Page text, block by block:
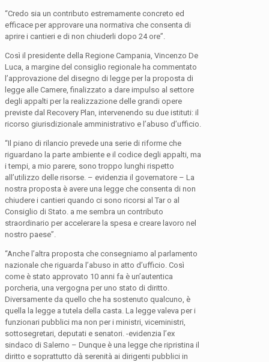
“Credo sia un contributo estremamente concreto ed
efficace per approvare una normativa che consenta di
aprire i cantieri e di non chiuderli dopo 24 ore”.
Così il presidente della Regione Campania, Vincenzo De
Luca, a margine del consiglio regionale ha commentato
l’approvazione del disegno di legge per la proposta di
legge alle Camere, finalizzato a dare impulso al settore
degli appalti per la realizzazione delle grandi opere
previste dal Recovery Plan, intervenendo su due istituti: il
ricorso giurisdizionale amministrativo e l’abuso d’ufficio.
“Il piano di rilancio prevede una serie di riforme che
riguardano la parte ambiente e il codice degli appalti, ma
i tempi, a mio parere, sono troppo lunghi rispetto
all’utilizzo delle risorse. – evidenzia il governatore – La
nostra proposta è avere una legge che consenta di non
chiudere i cantieri quando ci sono ricorsi al Tar o al
Consiglio di Stato. a me sembra un contributo
straordinario per accelerare la spesa e creare lavoro nel
nostro paese”.
“Anche l’altra proposta che consegniamo al parlamento
nazionale che riguarda l’abuso in atto d’ufficio. Così
come è stato approvato 10 anni fa è un’autentica
porcheria, una vergogna per uno stato di diritto.
Diversamente da quello che ha sostenuto qualcuno, è
quella la legge a tutela della casta. La legge valeva per i
funzionari pubblici ma non per i ministri, viceministri,
sottosegretari, deputati e senatori. -evidenzia l’ex
sindaco di Salerno – Dunque è una legge che ripristina il
diritto e soprattutto dà serenità ai dirigenti pubblici in